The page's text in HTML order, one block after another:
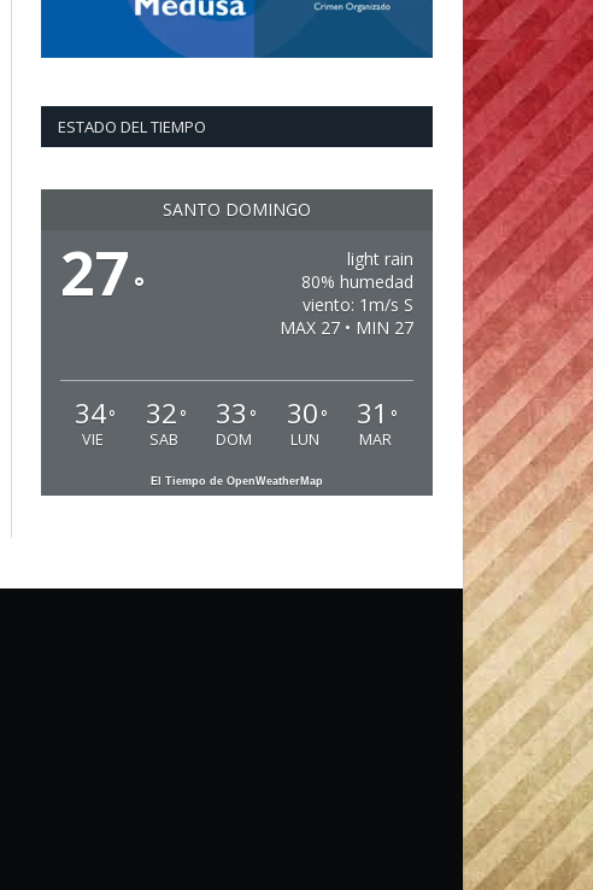
ESTADO DEL TIEMPO
SANTO DOMINGO
27 °
light rain
80% humedad
viento: 1m/s S
MAX 27 • MIN 27
34°
VIE
32 °
SAB
33 °
DOM
30 °
LUN
31 °
MAR
El Tiempo de OpenWeatherMap